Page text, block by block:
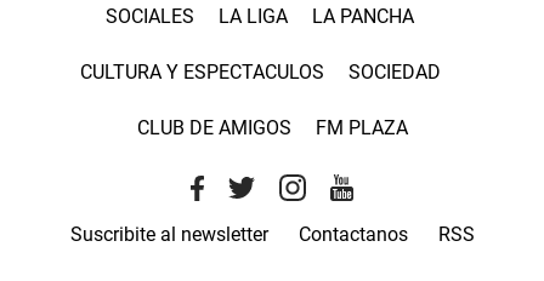
SOCIALES LA LIGA LA PANCHA
CULTURA Y ESPECTACULOS SOCIEDAD
CLUB DE AMIGOS FM PLAZA
Suscribite al newsletter Contactanos RSS